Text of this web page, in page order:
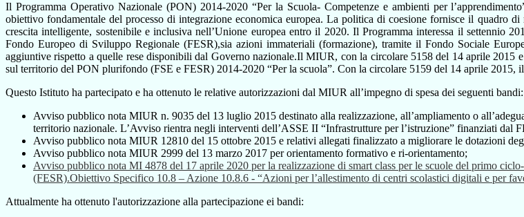
Il Programma Operativo Nazionale (PON) 2014-2020 “Per la Scuola- Competenze e ambienti per
obiettivo fondamentale del processo di integrazione economica europea. La politica di coesione fornisce il quadro
crescita intelligente, sostenibile e inclusiva nell’Unione europea entro il 2020. Il Programma interessa il settennio
Fondo Europeo di Sviluppo Regionale (FESR),sia azioni immateriali (formazione), tramite il Fondo Sociale
aggiuntive rispetto a quelle rese disponibili dal Governo nazionale.Il MIUR, con la circolare 5158 del 14 aprile
sul territorio del PON plurifondo (FSE e FESR) 2014-2020 “Per la scuola”. Con la circolare 5159 del 14 aprile
Questo Istituto ha partecipato e ha ottenuto le relative autorizzazioni dal MIUR all’impegno di spesa dei seguenti bandi:
Avviso pubblico nota MIUR n. 9035 del 13 luglio 2015 destinato alla realizzazione, all’ampliamento o
territorio nazionale. L’Avviso rientra negli interventi dell’ASSE II “Infrastrutture per l’istruzione” finanziati dal
Avviso pubblico nota MIUR 12810 del 15 ottobre 2015 e relativi allegati finalizzato a migliorare le dotazioni
Avviso pubblico nota MIUR 2999 del 13 marzo 2017 per orientamento formativo e ri-orientamento;
Avviso pubblico nota MI 4878 del 17 aprile 2020 per la realizzazione di smart class per le scuole del primo
(FESR).Obiettivo Specifico 10.8 – Azione 10.8.6 - “Azioni per l’allestimento di centri scolastici digitali e per
Attualmente ha ottenuto l'autorizzazione alla partecipazione ei bandi: